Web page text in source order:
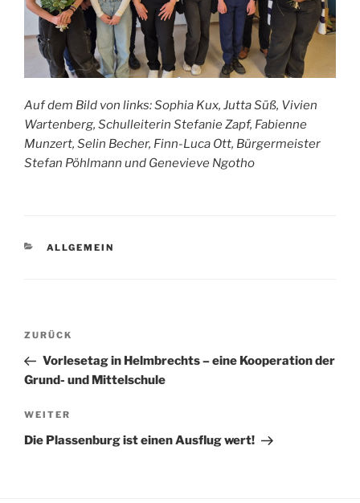
Auf dem Bild von links: Sophia Kux, Jutta Süß, Vivien
Wartenberg, Schulleiterin Stefanie Zapf, Fabienne
Munzert, Selin Becher, Finn-Luca Ott, Bürgermeister
Stefan Pöhlmann und Genevieve Ngotho
KATEGORIEN
ALLGEMEIN
Beitragsnavigation
Vorheriger
Beitrag
ZURÜCK
Vorlesetag in Helmbrechts – eine Kooperation der
Grund- und Mittelschule
Nächster
Beitrag
WEITER
Die Plassenburg ist einen Ausflug wert!